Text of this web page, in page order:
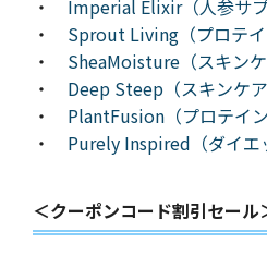
・ Imperial Elixir（人参サプ
・ Sprout Living（プロテイ
・ SheaMoisture（スキンケ
・ Deep Steep（スキンケア
・ PlantFusion（プロテイン
・ Purely Inspired（ダイエ
＜クーポンコード割引セー